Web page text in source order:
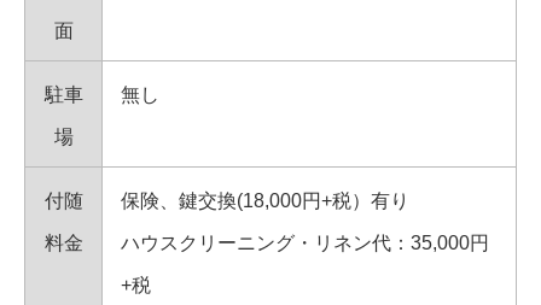
面
駐車
場
無し
付随
料金
保険、鍵交換(18,000円+税）有り
ハウスクリーニング・リネン代：35,000円
+税